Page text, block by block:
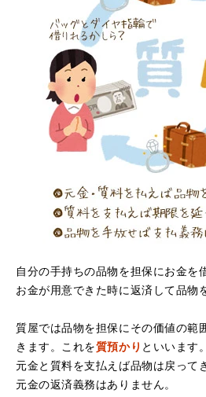
（大阪府寝屋川市）質屋さんは初
店買い取りより高く思っていた以
説明もわかりやすく、優しい話し
たです。
（大阪府堺市）電話対応の時から
してもとても優しく、来て良かっ
でお世話になろうと思いました。
た。
自分の手持ちの品物を担保にお金を
お金が用意できた時に返済して品物
質屋では品物を担保にその価値の範
きます。これを質預かり といいます。
元金と質料を支払えば品物は戻って
元金の返済義務はありません。